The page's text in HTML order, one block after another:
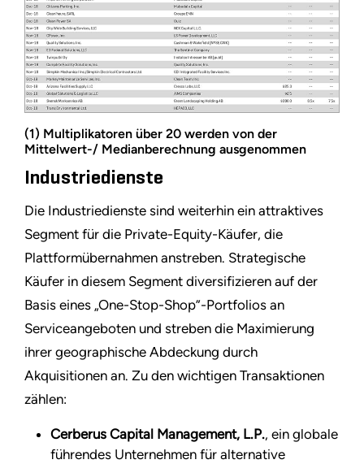
(1) Multiplikatoren über 20 werden von der
Mittelwert-/ Medianberechnung ausgenommen
Industriedienste
Die Industriedienste sind weiterhin ein attraktives
Segment für die Private-Equity-Käufer, die
Plattformübernahmen anstreben. Strategische
Käufer in diesem Segment diversifizieren auf der
Basis eines „One-Stop-Shop”-Portfolios an
Serviceangeboten und streben die Maximierung
ihrer geographische Abdeckung durch
Akquisitionen an. Zu den wichtigen Transaktionen
zählen:
Cerberus Capital Management, L.P., ein globale
führendes Unternehmen für alternative